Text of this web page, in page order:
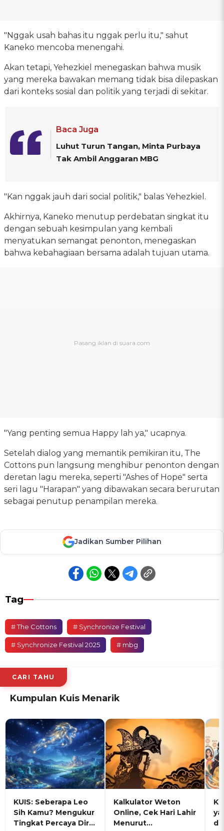
"Nggak usah bahas itu nggak perlu itu," sahut
Kaneko mencoba menengahi.
Akan tetapi, Yehezkiel menegaskan bahwa musik
yang mereka bawakan memang tidak bisa dilepaskan
dari konteks sosial dan politik yang terjadi di sekitar.
Baca Juga
Luhut Turun Tangan, Minta Purbaya
Tak Ambil Anggaran MBG
"Kan nggak jauh dari social politik," balas Yehezkiel.
Akhirnya, Kaneko menutup perdebatan singkat itu
dengan sebuah kesimpulan yang kembali
menyatukan semangat penonton, menegaskan
bahwa kebahagiaan bersama adalah tujuan utama.
"Yang penting semua Happy lah ya," ucapnya.
Setelah dialog yang memantik pemikiran itu, The
Cottons pun langsung menghibur penonton dengan
deretan lagu mereka, seperti "Ashes of Hope" serta
seri lagu "Harapan" yang dibawakan secara berurutan
sebagai penutup penampilan mereka.
Jadikan Sumber Pilihan
Tag
# The Cottons # Synchronize Festival
# Synchronize Festival 2025 # mbg
CARI TAHU
Kumpulan Kuis Menarik
KUIS: Seberapa Leo
Sih Kamu? Mengukur
Tingkat Percaya Diri
Kalkulator Weton
Online, Cek Hari Lahir
Menurut